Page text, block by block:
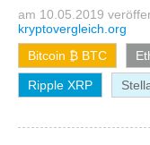
am 10.05.2019
kryptovergleich.org
Bitcoin ₿ BTC
Ripple XRP